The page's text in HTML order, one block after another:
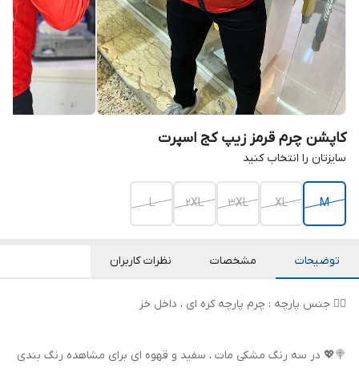
کاپشن چرم قرمز زیپ کج اسپرت
سایزتان را انتخاب کنید
M
XL
3XL
2XL
L
توضیحات مشخصات نظرات کاربران
👌🏻 جنس پارچه : چرم پارچه کره ای ، داخل خز
🍭💖 در سه رنگ مشکی مات ، سفید و قهوه ای برای مشاهده رنگ بندی